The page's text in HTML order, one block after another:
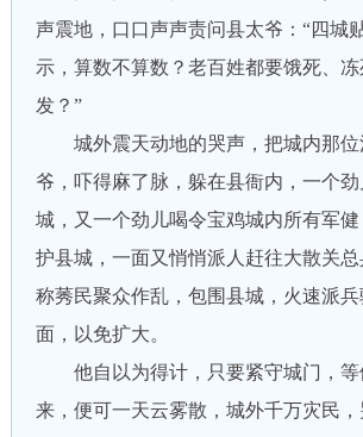
声震地，口口声声责问县太爷：“四城
示，算数不算数？老百姓都要饿死、
发？”
城外震天动地的哭声，把城内那位
爷，吓得麻了脉，躲在县衙内，一个
城，又一个劲儿喝令宝鸡城内所有军
护县城，一面又悄悄派人赶往大散关
称莠民聚众作乱，包围县城，火速派
面，以免扩大。
他自以为得计，只要紧守城门，等
来，便可一天云雾散，城外千万灾民